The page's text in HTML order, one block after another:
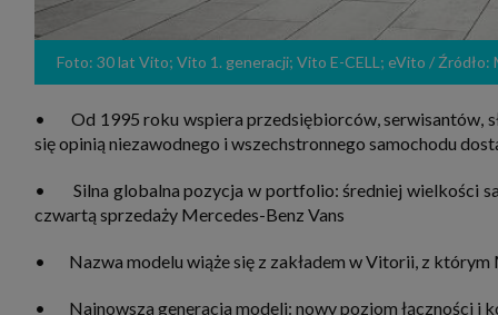
Cię
Twoje
zgody
celów.
Na
Foto: 30 lat Vito; Vito 1. generacji; Vito E-CELL; eVito / Źródło:
• Od 1995 roku wspiera przedsiębiorców, serwisantów,
się opinią niezawodnego i wszechstronnego samochodu
• Silna globalna pozycja w portfolio: średniej wielkości
czwartą sprzedaży Mercedes-Benz Vans
• Nazwa modelu wiąże się z zakładem w Vitorii, z
• Najnowsza generacja modeli: nowy poziom łączności i